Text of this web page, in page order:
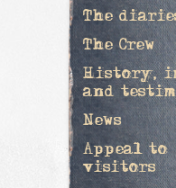
The
The Crew
History,
and
News
Appeal to
visitors